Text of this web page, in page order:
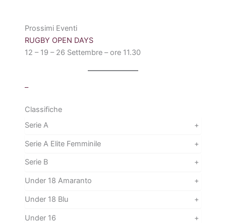
Prossimi Eventi
RUGBY OPEN DAYS
12 – 19 – 26 Settembre – ore 11.30
–
Classifiche
Serie A
+
Serie A Elite Femminile +
Serie B +
Under 18 Amaranto +
Under 18 Blu +
Under 16 +